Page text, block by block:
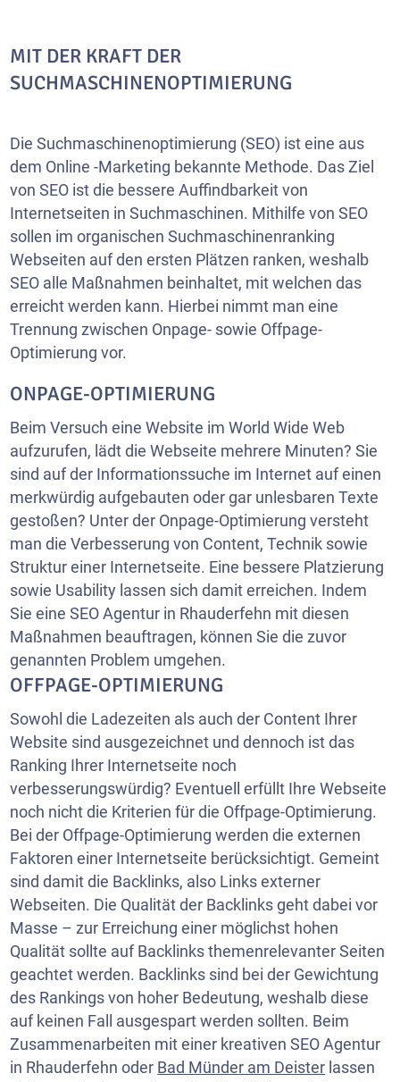
MIT DER KRAFT DER
SUCHMASCHINENOPTIMIERUNG
Die Suchmaschinenoptimierung (SEO) ist eine aus
dem Online -Marketing bekannte Methode. Das Ziel
von SEO ist die bessere Auffindbarkeit von
Internetseiten in Suchmaschinen. Mithilfe von SEO
sollen im organischen Suchmaschinenranking
Webseiten auf den ersten Plätzen ranken, weshalb
SEO alle Maßnahmen beinhaltet, mit welchen das
erreicht werden kann. Hierbei nimmt man eine
Trennung zwischen Onpage- sowie Offpage-
Optimierung vor.
ONPAGE-OPTIMIERUNG
Beim Versuch eine Website im World Wide Web
aufzurufen, lädt die Webseite mehrere Minuten? Sie
sind auf der Informationssuche im Internet auf einen
merkwürdig aufgebauten oder gar unlesbaren Texte
gestoßen? Unter der Onpage-Optimierung versteht
man die Verbesserung von Content, Technik sowie
Struktur einer Internetseite. Eine bessere Platzierung
sowie Usability lassen sich damit erreichen. Indem
Sie eine SEO Agentur in Rhauderfehn mit diesen
Maßnahmen beauftragen, können Sie die zuvor
genannten Problem umgehen.
OFFPAGE-OPTIMIERUNG
Sowohl die Ladezeiten als auch der Content Ihrer
Website sind ausgezeichnet und dennoch ist das
Ranking Ihrer Internetseite noch
verbesserungswürdig? Eventuell erfüllt Ihre Webseite
noch nicht die Kriterien für die Offpage-Optimierung.
Bei der Offpage-Optimierung werden die externen
Faktoren einer Internetseite berücksichtigt. Gemeint
sind damit die Backlinks, also Links externer
Webseiten. Die Qualität der Backlinks geht dabei vor
Masse – zur Erreichung einer möglichst hohen
Qualität sollte auf Backlinks themenrelevanter Seiten
geachtet werden. Backlinks sind bei der Gewichtung
des Rankings von hoher Bedeutung, weshalb diese
auf keinen Fall ausgespart werden sollten. Beim
Zusammenarbeiten mit einer kreativen SEO Agentur
in Rhauderfehn oder Bad Münder am Deister lassen